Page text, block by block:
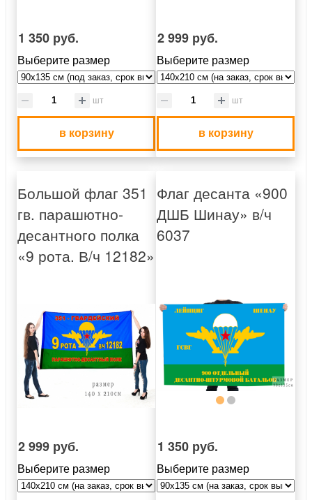
1 350 руб.
Выберите размер
шт
в корзину
2 999 руб.
Выберите размер
шт
в корзину
Большой флаг 351
гв. парашютно-
десантного полка
«9 рота. В/ч 12182»
2 999 руб.
Выберите размер
Флаг десанта «900
ДШБ Шинау» в/ч
6037
1 350 руб.
Выберите размер